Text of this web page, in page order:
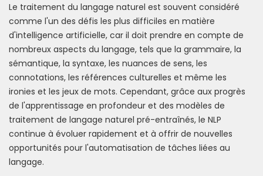
Le traitement du langage naturel est souvent considéré
comme l'un des défis les plus difficiles en matière
d'intelligence artificielle, car il doit prendre en compte de
nombreux aspects du langage, tels que la grammaire, la
sémantique, la syntaxe, les nuances de sens, les
connotations, les références culturelles et même les
ironies et les jeux de mots. Cependant, grâce aux progrès
de l'apprentissage en profondeur et des modèles de
traitement de langage naturel pré-entraînés, le NLP
continue à évoluer rapidement et à offrir de nouvelles
opportunités pour l'automatisation de tâches liées au
langage.